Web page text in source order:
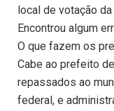
local de votação
Encontrou algum
O que fazem os
Cabe ao prefeito
repassados ao
federal, e